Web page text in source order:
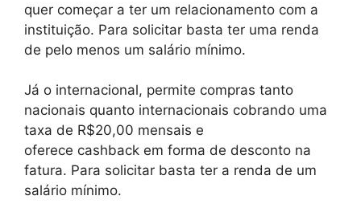
quer começar a ter um relacionamento com a
instituição. Para solicitar basta ter uma renda
de pelo menos um salário mínimo.
Já o internacional, permite compras tanto
nacionais quanto internacionais cobrando uma
taxa de R$20,00 mensais e
oferece cashback em forma de desconto na
fatura. Para solicitar basta ter a renda de um
salário mínimo.